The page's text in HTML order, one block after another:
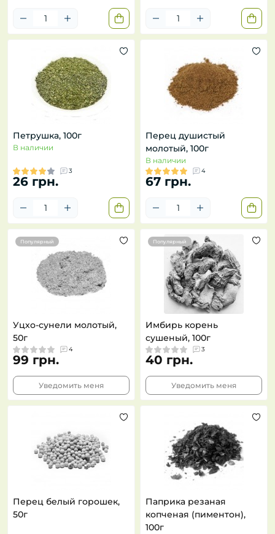
Петрушка, 100г
В наличии
3
26 грн.
Перец душистый
молотый, 100г
В наличии
4
67 грн.
Популярный
Уцхо-сунели молотый,
50г
4
99 грн.
Уведомить меня
Популярный
Имбирь корень
сушеный, 100г
3
40 грн.
Уведомить меня
Перец белый горошек,
50г
Паприка резаная
копченая (пиментон),
100г